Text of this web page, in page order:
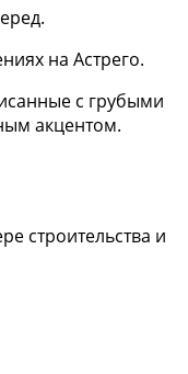
на Астрего.
с грубыми
акцентом.
строительства и